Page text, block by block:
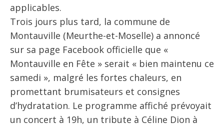
applicables.
Trois jours plus tard, la commune de
Montauville (Meurthe-et-Moselle) a annoncé
sur sa page Facebook officielle que «
Montauville en Fête » serait « bien maintenu ce
samedi », malgré les fortes chaleurs, en
promettant brumisateurs et consignes
d’hydratation. Le programme affiché prévoyait
un concert à 19h, un tribute à Céline Dion à